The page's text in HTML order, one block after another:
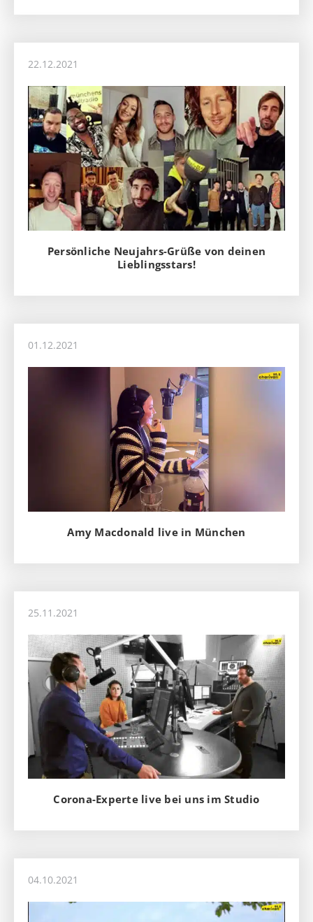
22.12.2021
Persönliche Neujahrs-Grüße von deinen
Lieblingsstars!
01.12.2021
Amy Macdonald live in München
25.11.2021
Corona-Experte live bei uns im Studio
04.10.2021